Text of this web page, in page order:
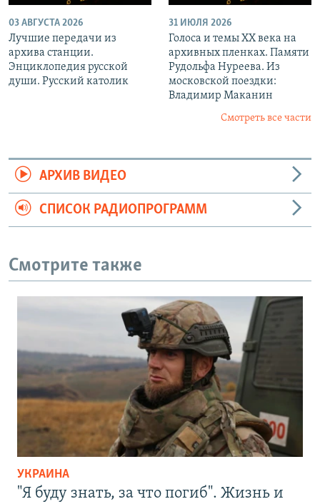
03 АВГУСТА 2026
Лучшие передачи из
архива станции.
Энциклопедия русской
души. Русский католик
31 ИЮЛЯ 2026
Голоса и темы XX века на
архивных пленках. Памяти
Рудольфа Нуреева. Из
московской поездки:
Владимир Маканин
Смотреть все части
АРХИВ ВИДЕО
СПИСОК РАДИОПРОГРАММ
Смотрите также
УКРАИНА
"Я буду знать, за что погиб". Жизнь и